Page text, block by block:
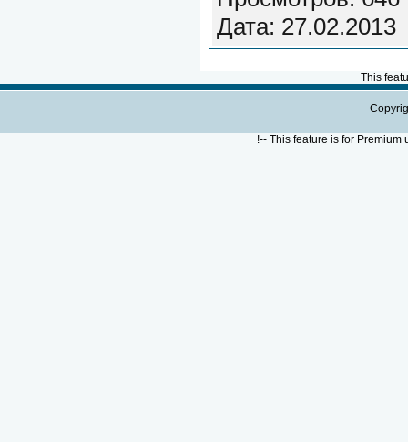
Дата: 27.02.2013
This
!--This feature is for Premium